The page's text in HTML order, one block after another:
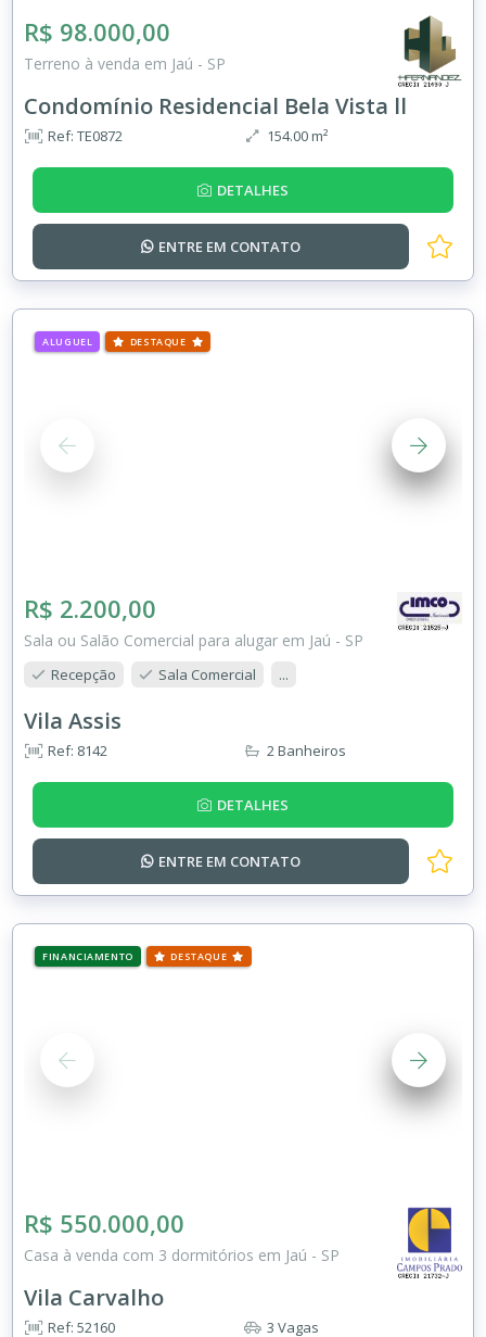
R$ 98.000,00
Terreno à venda em Jaú - SP
Condomínio Residencial Bela Vista ll
Ref: TE0872 154.00 m²
DETALHES
ENTRE EM CONTATO
ALUGUEL DESTAQUE
R$ 2.200,00
Sala ou Salão Comercial para alugar em Jaú - SP
Recepção Sala Comercial ...
Vila Assis
Ref: 8142 2 Banheiros
DETALHES
ENTRE EM CONTATO
FINANCIAMENTO DESTAQUE
R$ 550.000,00
Casa à venda com 3 dormitórios em Jaú - SP
Vila Carvalho
Ref: 52160
3 Vagas